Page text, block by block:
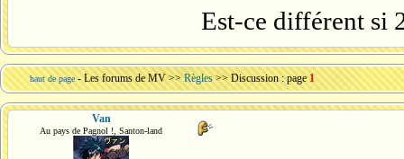
Est-ce différent si
haut de page -Les forums de MV>>Règles>> Discussion : page1
Van
Au pays de Pagnol !, Santon-land